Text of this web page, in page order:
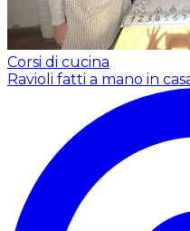
Corsi di cucina
Ravioli fatti a mano in